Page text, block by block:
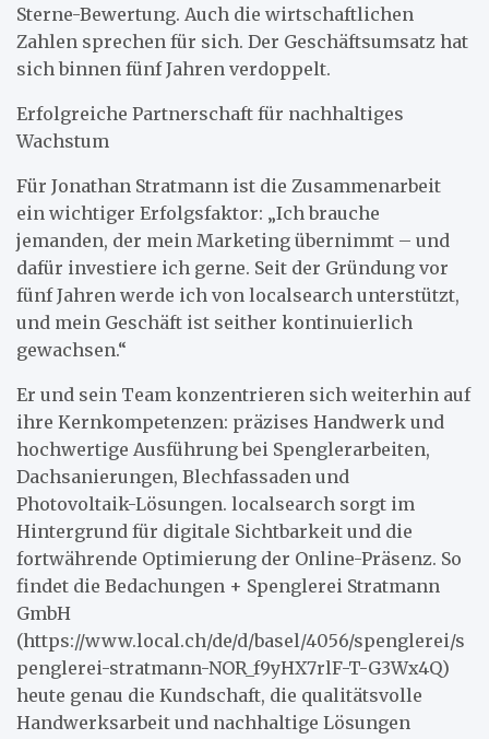
Sterne-Bewertung. Auch die wirtschaftlichen
Zahlen sprechen für sich. Der Geschäftsumsatz hat
sich binnen fünf Jahren verdoppelt.
Erfolgreiche Partnerschaft für nachhaltiges
Wachstum
Für Jonathan Stratmann ist die Zusammenarbeit
ein wichtiger Erfolgsfaktor: „Ich brauche
jemanden, der mein Marketing übernimmt – und
dafür investiere ich gerne. Seit der Gründung vor
fünf Jahren werde ich von localsearch unterstützt,
und mein Geschäft ist seither kontinuierlich
gewachsen.“
Er und sein Team konzentrieren sich weiterhin auf
ihre Kernkompetenzen: präzises Handwerk und
hochwertige Ausführung bei Spenglerarbeiten,
Dachsanierungen, Blechfassaden und
Photovoltaik-Lösungen. localsearch sorgt im
Hintergrund für digitale Sichtbarkeit und die
fortwährende Optimierung der Online-Präsenz. So
findet die Bedachungen + Spenglerei Stratmann
GmbH
(https://www.local.ch/de/d/basel/4056/spenglerei/s
penglerei-stratmann-NOR_f9yHX7rlF-T-G3Wx4Q)
heute genau die Kundschaft, die qualitätsvolle
Handwerksarbeit und nachhaltige Lösungen